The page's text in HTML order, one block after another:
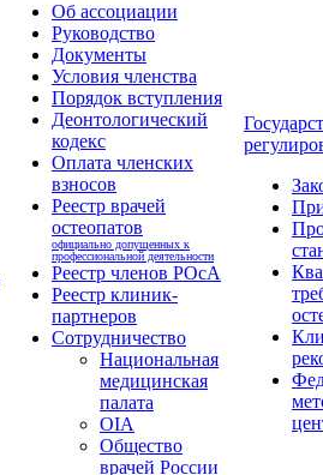
Об ассоциации
Руководство
Документы
Условия членства
Порядок вступления
Деонтологический
кодекс
Оплата членских
взносов
Реестр врачей
остеопатов
официально допущенных к
профессиональной деятельности
Реестр членов РОсА
Реестр клиник-
партнеров
Сотрудничество
Национальная
медицинская
палата
OIA
Общество
врачей России